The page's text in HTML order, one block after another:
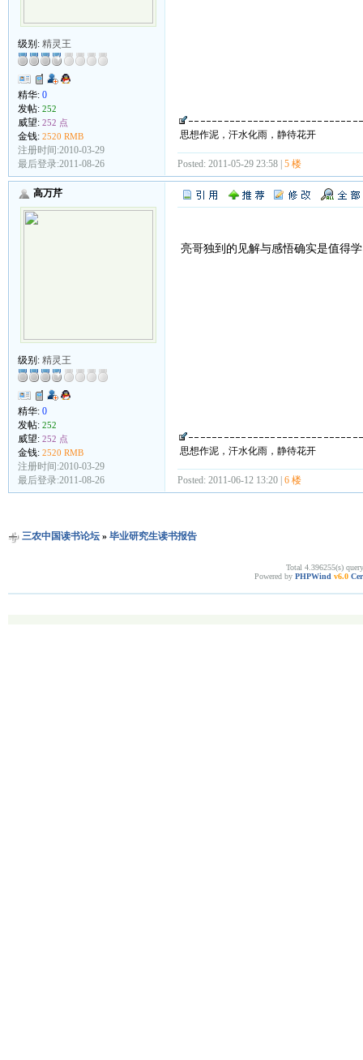
级别: 精灵王
精华: 0
发帖: 252
威望: 252 点
金钱: 2520 RMB
注册时间:2010-03-29
最后登录:2011-08-26
思想作泥，汗水化雨，静待花开
Posted: 2011-05-29 23:58 | 5 楼
高万芹
级别: 精灵王
精华: 0
发帖: 252
威望: 252 点
金钱: 2520 RMB
注册时间:2010-03-29
最后登录:2011-08-26
亮哥独到的见解与感悟确实是值得
思想作泥，汗水化雨，静待花开
Posted: 2011-06-12 13:20 | 6 楼
三农中国读书论坛» 毕业研究生读书报告
Total 4.396255(s)
Powered by PHPWind v6.0